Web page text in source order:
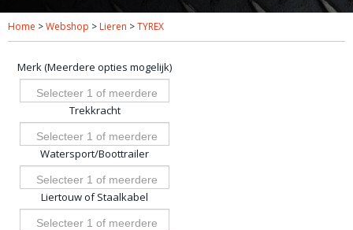
Home >Webshop > Lieren >TYREX
Merk (Meerdere opties mogelijk)
Selecteer 1 of meerdere
opties
Trekkracht
Selecteer 1 of meerdere
opties
Watersport/Boottrailer
Selecteer 1 of meerdere
opties
Liertouw of Staalkabel
Selecteer 1 of meerdere